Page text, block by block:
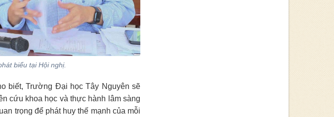
biểu tại Hội nghị.
biết, Trường Đại học Tây Nguyên sẽ
cứu khoa học và thực hành lâm sàng
trọng để phát huy thế mạnh của mỗi